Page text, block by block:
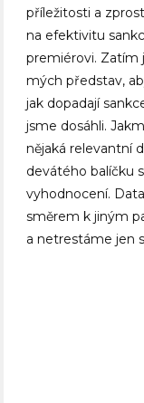
příležitosti a
na efektivitu
premiérovi. Zatím
mých představ,
jak dopadají
jsme dosáhli.
nějaká relevantní
devátého balíčku
vyhodnocení.
směrem k jiným
a netrestáme jen